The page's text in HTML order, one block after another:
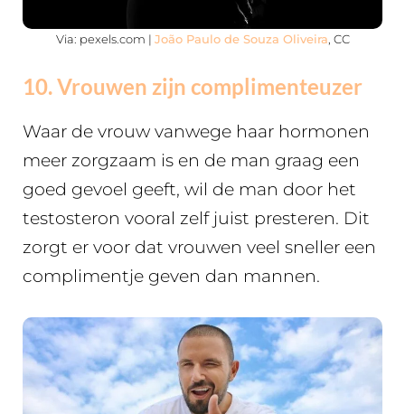
Via: pexels.com | João Paulo de Souza Oliveira , CC
10. Vrouwen zijn complimenteuzer
Waar de vrouw vanwege haar hormonen
meer zorgzaam is en de man graag een
goed gevoel geeft, wil de man door het
testosteron vooral zelf juist presteren. Dit
zorgt er voor dat vrouwen veel sneller een
complimentje geven dan mannen.